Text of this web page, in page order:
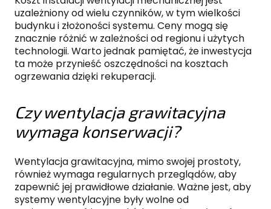
uzależniony od wielu czynników, w tym wielkości
budynku i złożoności systemu. Ceny mogą się
znacznie różnić w zależności od regionu i użytych
technologii. Warto jednak pamiętać, że inwestycja
ta może przynieść oszczędności na kosztach
ogrzewania dzięki rekuperacji.
Czy wentylacja grawitacyjna
wymaga konserwacji?
Wentylacja grawitacyjna, mimo swojej prostoty,
również wymaga regularnych przeglądów, aby
zapewnić jej prawidłowe działanie. Ważne jest, aby
systemy wentylacyjne były wolne od